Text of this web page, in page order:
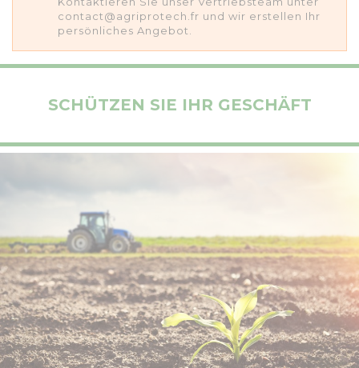
contact@agriprotech.fr und wir erstellen Ihr
persönliches Angebot.
SCHÜTZEN SIE IHR GESCHÄFT